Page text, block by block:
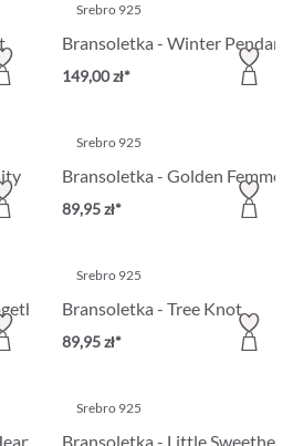
Srebro 925
Bransoletka - Winter
149,00 zł*
Srebro 925
Bransoletka - Golden Femme
89,95 zł*
Srebro 925
Bransoletka - Tree Knot
89,95 zł*
Srebro 925
Bransoletka - Little